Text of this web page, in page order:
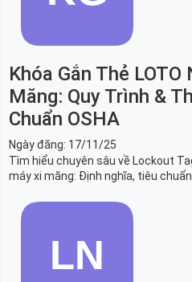
Khóa Gắn Thẻ LOTO
Măng: Quy Trình &
Chuẩn OSHA
Ngày đăng: 17/11/25
Tìm hiểu chuyên sâu về Lockout
máy xi măng: Định nghĩa, tiêu chuẩn
nung, máy nghiền an toàn.